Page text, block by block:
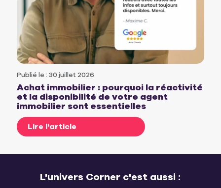
Publié le : 30 juillet 2026
Achat immobilier : pourquoi la réactivité
et la disponibilité de votre agent
immobilier sont essentielles
Lire l'article
L'univers Corner c'est aussi :